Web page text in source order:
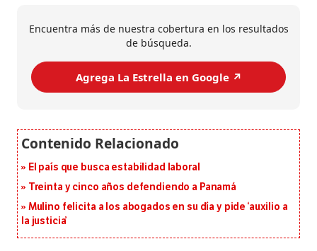
Encuentra más de nuestra cobertura en los resultados
de búsqueda.
Agrega La Estrella en Google ↗️
El país que busca estabilidad laboral
Treinta y cinco años defendiendo a Panamá
Mulino felicita a los abogados en su día y pide ‘auxilio a
la justicia’